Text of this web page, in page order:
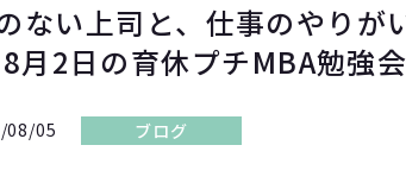
い上司と、仕事のやりが
月2日の育休プチMBA勉強会
08/05 ブログ